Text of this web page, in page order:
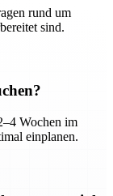
rund um
sind.
Wochen im
einplanen.